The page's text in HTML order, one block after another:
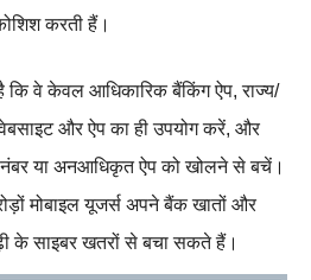
करती हैं।
कि वे केवल आधिकारिक बैंकिंग ऐप, राज्य/
और ऐप का ही उपयोग करें, और
नंबर या अनआधिकृत ऐप को खोलने से बचें।
मोबाइल यूजर्स अपने बैंक खातों और
के साइबर खतरों से बचा सकते हैं।